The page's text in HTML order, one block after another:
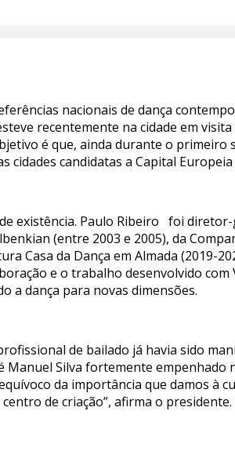
nacionais de dança
recentemente na cidade em
é que, ainda durante o primeiro
candidatas a Capital
existência. Paulo Ribeiro foi
(entre 2003 e 2005), da
Casa da Dança em Almada (2019-
e o trabalho desenvolvido com
a dança para novas dimensões.
de bailado já havia sido
Silva fortemente empenhado
da importância que damos à
de criação”, afirma o presidente.